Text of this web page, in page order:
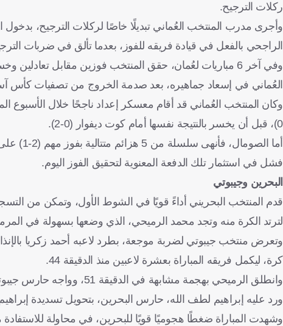
ركلات الترجيح.
وأجرى مدرب المنتخب العُماني تبديلًا خاصًا لركلات الترجيح،
الراجحي بالفعل في قيادة فريقه للفوز، بعدما تألق في ضربات
العُماني في إسعاد جماهيره، بعد صدمة الخروج من تصفيات كأس
0)، قبل أن يخسر بالنتيجة نفسها أمام كوت ديفوار (0-2).
فشل في استثمار تلك الدفعة المعنوية لتحقيق الفوز اليوم.
البحرين وجيبوتي
لترتد الكرة منه وتجد محمد الرميحي، الذي وضعها بسهولة في
وتعرض منتخب جيبوتي لضربة موجعة، بطرد لاعبه أحمد زكريا
كرة، ليكمل فريقه المباراة بعشرة لاعبين منذ الدقيقة 44.
وانطلق الرميحي بهجمة مشابهة في الدقيقة 51، وواجه حارس جيبوتي، لكن الكرة ارتدت من أسفل القائم الأيمن، قبل أن يلتقطها الحارس.
ورد عليه إبراهيم لطف الله، حارس البحرين، بتحويل تسديدة إبراهيم
وشهدت المباراة ضغطًا هجوميًا قويًا للبحرين، في محاولة